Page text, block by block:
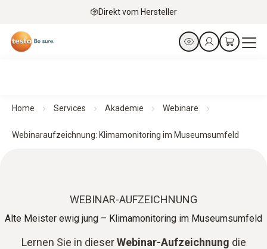
Direkt vom Hersteller
Home Services Akademie Webinare
Webinaraufzeichnung: Klimamonitoring im Museumsumfeld
WEBINAR-AUFZEICHNUNG
Alte Meister ewig jung – Klimamonitoring im Museumsumfeld
Lernen Sie in dieserWebinar-Aufzeichnung die